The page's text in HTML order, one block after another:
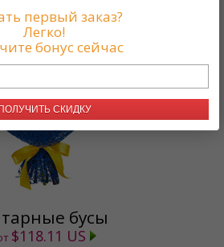
бусы
$118.11 US
первый заказ?
Легко!
бонус сейчас
ПОЛУЧИТЬ СКИДКУ